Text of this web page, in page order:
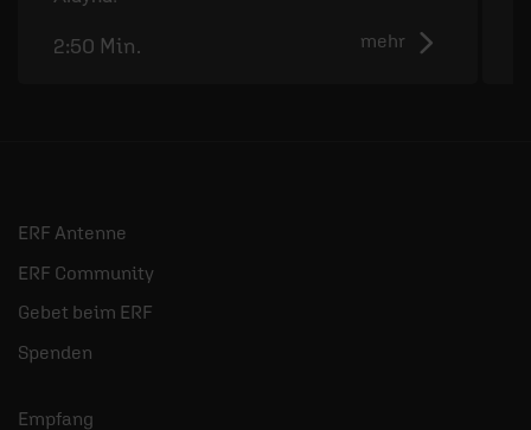
mehr
2:50 Min.
ERF Antenne
ERF Community
Gebet beim ERF
Spenden
Empfang